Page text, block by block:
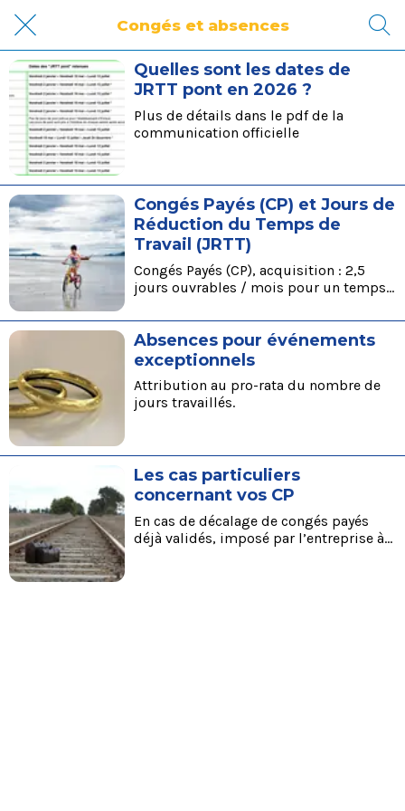
Congés et absences
Quelles sont les dates de
JRTT pont en 2026 ?
Plus de détails dans le pdf de la
communication officielle
Congés Payés (CP) et Jours de
Réduction du Temps de
Travail (JRTT)
Congés Payés (CP), acquisition : 2,5
jours ouvrables / mois pour un temps
Absences pour événements
exceptionnels
Attribution au pro-rata du nombre de
jours travaillés.
Les cas particuliers
concernant vos CP
En cas de décalage de congés payés
déjà validés, imposé par l’entreprise à